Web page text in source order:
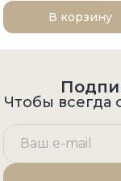
В корзину
Чтобы всегда